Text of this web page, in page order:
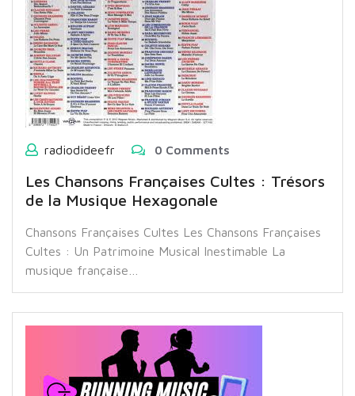
radiodideefr 0 Comments
Les Chansons Françaises Cultes : Trésors
de la Musique Hexagonale
Chansons Françaises Cultes Les Chansons Françaises
Cultes : Un Patrimoine Musical Inestimable La
musique française…